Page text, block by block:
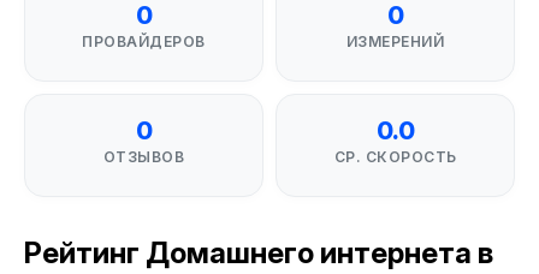
0
ПРОВАЙДЕРОВ
0
ИЗМЕРЕНИЙ
0
ОТЗЫВОВ
0.0
СР. СКОРОСТЬ
Рейтинг Домашнего интернета в